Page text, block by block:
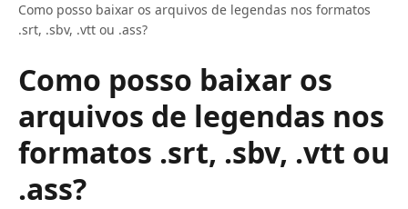
Como posso baixar os arquivos de legendas nos formatos
.srt, .sbv, .vtt ou .ass?
Como posso baixar os
arquivos de legendas nos
formatos .srt, .sbv, .vtt ou
.ass?